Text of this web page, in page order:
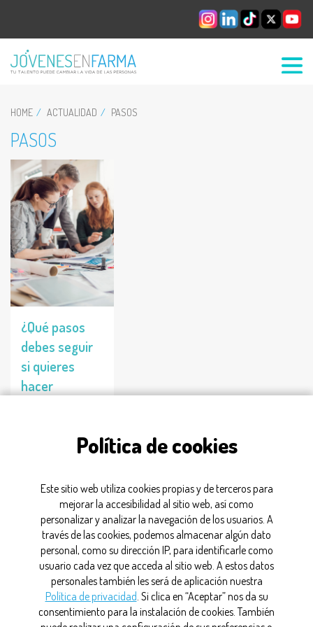
HOME ACTUALIDAD PASOS
PASOS
¿Qué pasos
debes seguir
si quieres
hacer
farmacéutica?
CONTACTO
MAPA WEB
Política de cookies
Este sitio web utiliza cookies propias y de terceros para
mejorar la accesibilidad al sitio web, así como
personalizar y analizar la navegación de los usuarios. A
través de las cookies, podemos almacenar algún dato
personal, como su dirección IP, para identificarle como
usuario cada vez que acceda al sitio web. A estos datos
personales también les será de aplicación nuestra
Política de privacidad. Si clica en “Aceptar” nos da su
consentimiento para la instalación de cookies. También